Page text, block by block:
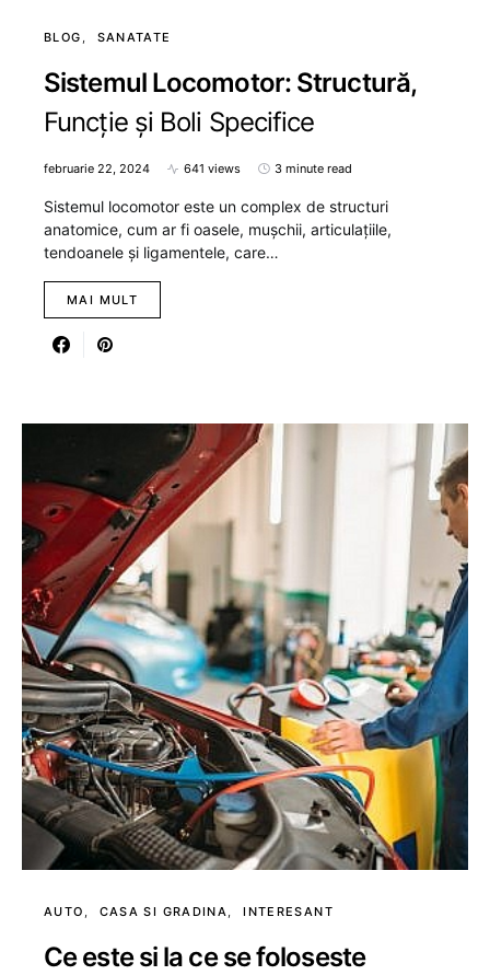
BLOG SANATATE
Sistemul Locomotor: Structură,
Funcție și Boli Specifice
februarie 22, 2024 641 views 3 minute read
Sistemul locomotor este un complex de structuri
anatomice, cum ar fi oasele, mușchii, articulațiile,
tendoanele și ligamentele, care…
MAI MULT
AUTO CASA SI GRADINA INTERESANT
Ce este si la ce se foloseste